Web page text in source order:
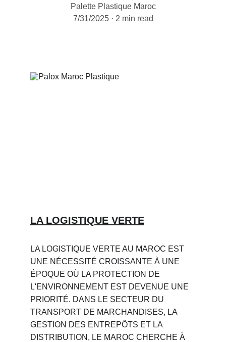
Palette Plastique Maroc
7/31/2025
2 min read
LA LOGISTIQUE VERTE
LA LOGISTIQUE VERTE AU MAROC EST
UNE NÉCESSITÉ CROISSANTE À UNE
ÉPOQUE OÙ LA PROTECTION DE
L'ENVIRONNEMENT EST DEVENUE UNE
PRIORITÉ. DANS LE SECTEUR DU
TRANSPORT DE MARCHANDISES, LA
GESTION DES ENTREPÔTS ET LA
DISTRIBUTION, LE MAROC CHERCHE À